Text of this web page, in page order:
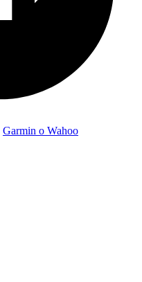
Garmin o Wahoo